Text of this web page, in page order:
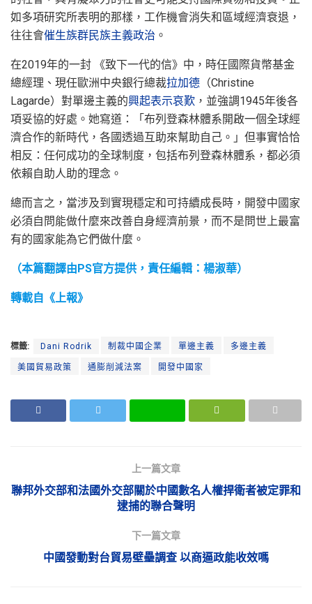
如多項研究所表明的那樣，工作機會消失和區域經濟衰退，
往往會催生族群民族主義政治 。
在2019年的一封 《致下一代的信》中，時任國際貨幣基金
總經理、現任歐洲中央銀行總裁拉加德 （Christine
Lagarde）對單邊主義的興起表示哀歎 ，並強調1945年後各
項妥協的好處。她寫道：「布列登森林體系開啟一個全球經
濟合作的新時代，各國透過互助來幫助自己。」但事實恰恰
相反：任何成功的全球制度，包括布列登森林體系，都必須
依賴自助人助的理念。
總而言之，當涉及到實現穩定和可持續成長時，開發中國家
必須自問能做什麼來改善自身經濟前景，而不是問世上最富
有的國家能為它們做什麼。
（本篇翻譯由PS官方提供，責任編輯：楊淑華）
轉載自《上報》
標籤: Dani Rodrik 制裁中國企業 單邊主義 多邊主義
美國貿易政策 通膨削減法案 開發中國家
上一篇文章
聯邦外交部和法國外交部關於中國數名人權捍衛者被定罪和
逮捕的聯合聲明
下一篇文章
中國發動對台貿易壁壘調查 以商逼政能收效嗎